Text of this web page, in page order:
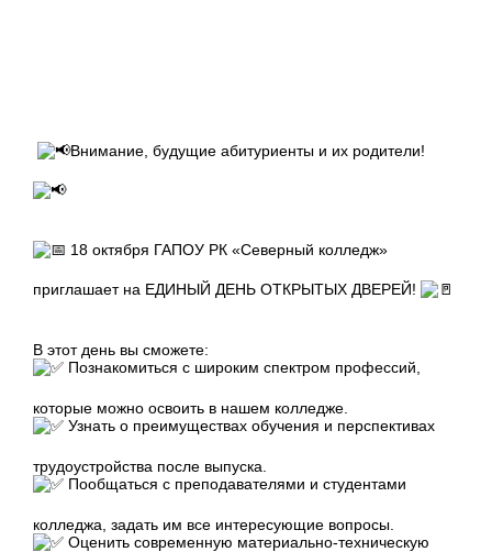
Внимание, будущие абитуриенты и их родители!
18 октября ГАПОУ РК «Северный колледж»
приглашает на ЕДИНЫЙ ДЕНЬ ОТКРЫТЫХ ДВЕРЕЙ!
В этот день вы сможете:
Познакомиться с широким спектром профессий,
которые можно освоить в нашем колледже.
Узнать о преимуществах обучения и перспективах
трудоустройства после выпуска.
Пообщаться с преподавателями и студентами
колледжа, задать им все интересующие вопросы.
Оценить современную материально-техническую